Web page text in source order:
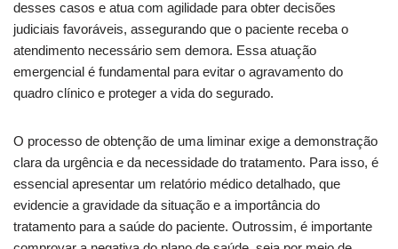
desses casos e atua com agilidade para obter decisões
judiciais favoráveis, assegurando que o paciente receba o
atendimento necessário sem demora. Essa atuação
emergencial é fundamental para evitar o agravamento do
quadro clínico e proteger a vida do segurado.
O processo de obtenção de uma liminar exige a demonstração
clara da urgência e da necessidade do tratamento. Para isso, é
essencial apresentar um relatório médico detalhado, que
evidencie a gravidade da situação e a importância do
tratamento para a saúde do paciente. Outrossim, é importante